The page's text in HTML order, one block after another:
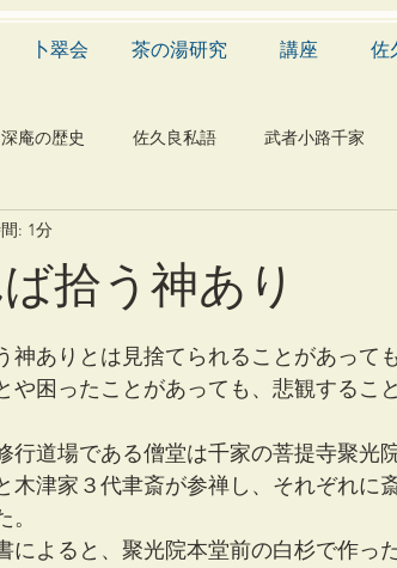
卜翠会 茶の湯研究 講座 佐
深庵の歴史 佐久良私語 武者小路千家
民俗
拾う神あり
: 1分
ありとは見捨てられることがあって
や困ったことがあっても、悲観するこ
道場である僧堂は千家の菩提寺聚光
木津家３代聿斎が参禅し、それぞれに
よると、聚光院本堂前の白杉で作っ